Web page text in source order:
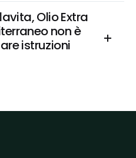
Olio Extra
non è
istruzioni